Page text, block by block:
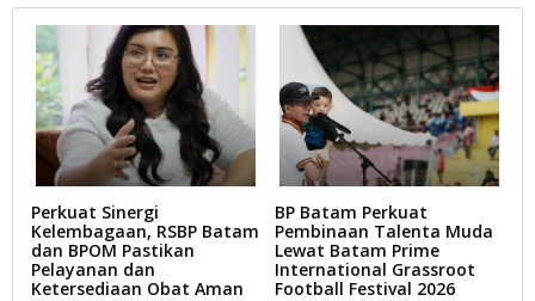
Perkuat Sinergi
Kelembagaan, RSBP Batam
dan BPOM Pastikan
Pelayanan dan
Ketersediaan Obat Aman
BP Batam Perkuat
Pembinaan Talenta Muda
Lewat Batam Prime
International Grassroot
Football Festival 2026